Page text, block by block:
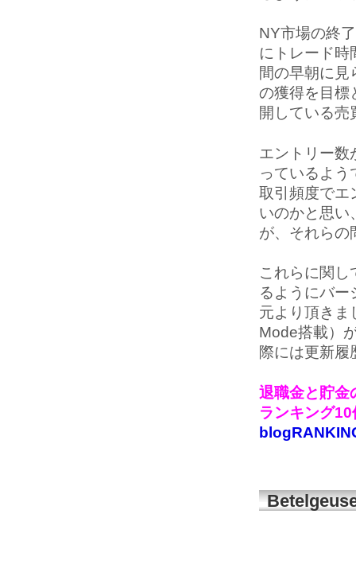
NY市場の終
にトレード時
間の早朝に見
の獲得を目標
開している売
エントリー数
っているよ
取引頻度でエ
いのかと思い
が、それらの
これらに関し
るようにバー
元より頂きま
Mode搭載）
際には更新履
退職金と貯金
ランキング